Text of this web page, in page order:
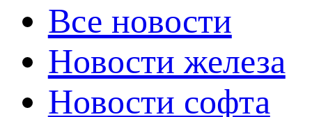
Все новости
Новости железа
Новости софта